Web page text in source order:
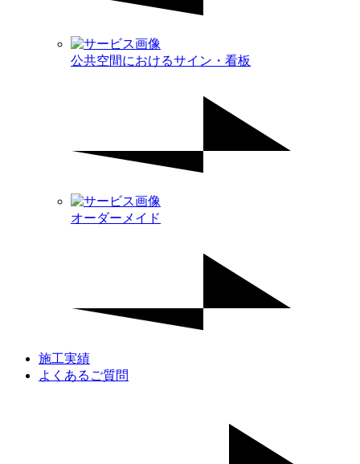
公共空間におけるサイン・看板
オーダーメイド
施工実績
よくあるご質問